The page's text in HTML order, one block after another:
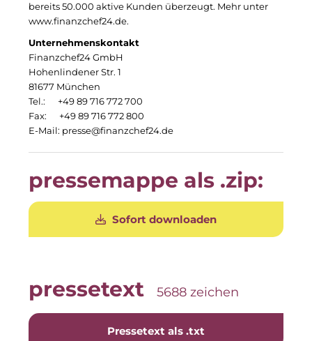
R&S Immobilienmanagement GmbH
RE/MAX Germany
Rock Capital Group
Schwaiger Group
Scrivo Communications
The Q
The Scandinavian Ensemble
UBM Development
bereits 50.000 aktive Kunden überzeugt. Mehr unter
www.finanzchef24.de.
Unternehmenskontakt
Finanzchef24 GmbH
Hohenlindener Str. 1
81677 München
Tel.: +49 89 716 772 700
Fax: +49 89 716 772 800
E-Mail: presse@finanzchef24.de
pressemappe als .zip:
Sofort downloaden
pressetext 5688 zeichen
Pressetext als .txt